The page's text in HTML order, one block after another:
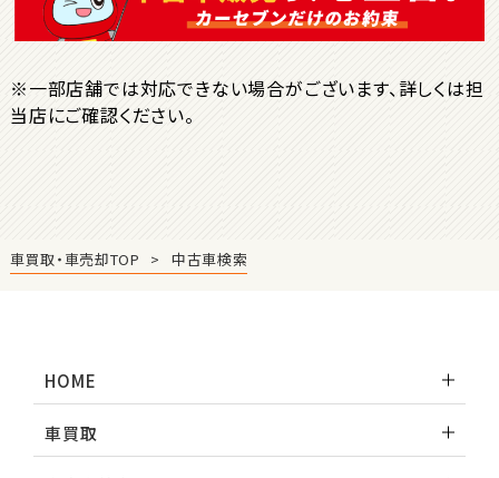
トヨタ
ヤリスクロス
※一部店舗では対応できない場合がございます、詳しくは担
当店にご確認ください。
車買取・車売却TOP 中古車検索
HOME
車買取